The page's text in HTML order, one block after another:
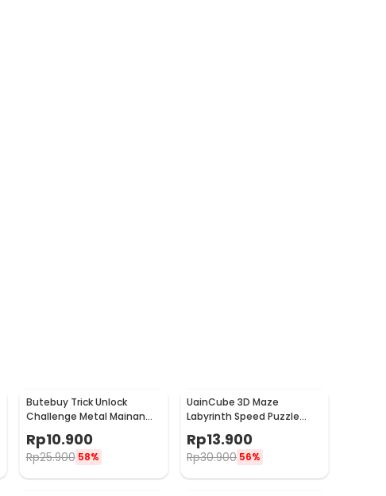
Butebuy Trick Unlock
Challenge Metal Mainan
Rp10.900
Rp25.900 58%
UainCube 3D Maze
Labyrinth Speed Puzzle
Cube - 6178
Rp13.900
Rp30.900 56%